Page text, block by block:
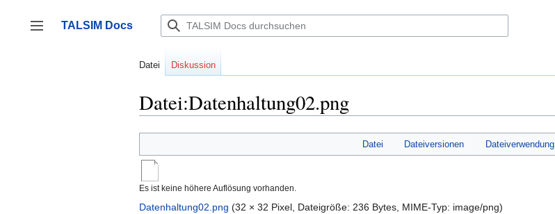
springen
Seitenleiste umschalten
TALSIM Docs
Datei Diskussion
Datei:Datenhaltung02.png
Datei Dateiversionen Dateiverwendung
Es ist keine höhere Auflösung vorhanden.
Datenhaltung02.png (32 × 32 Pixel, Dateigröße: 236 Bytes, MIME-Typ: image/png)